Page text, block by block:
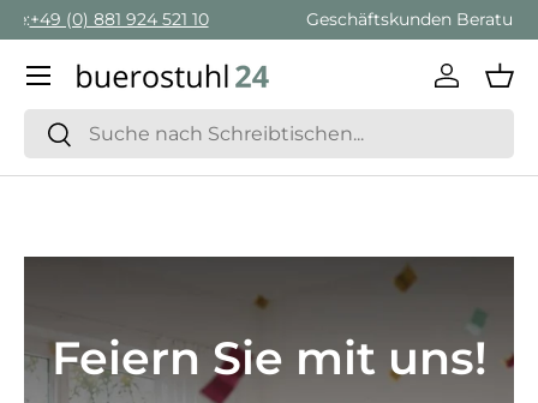
Direkt zum Inhalt
Geschäftskunden Beratung: + 49 (0) 881 924 521 22
Suchen
Suchen
Menü
Feiern Sie mit uns!